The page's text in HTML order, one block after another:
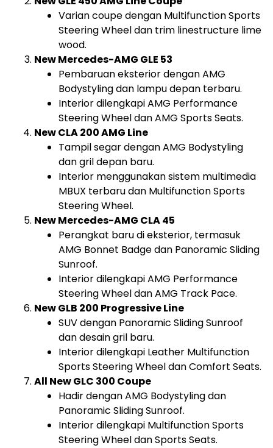
Varian coupe dengan Multifunction Sports
Steering Wheel dan trim linestructure lime
wood.
New Mercedes-AMG GLE 53
Pembaruan eksterior dengan AMG
Bodystyling dan lampu depan terbaru.
Interior dilengkapi AMG Performance
Steering Wheel dan AMG Sports Seats.
New CLA 200 AMG Line
Tampil segar dengan AMG Bodystyling
dan gril depan baru.
Interior menggunakan sistem multimedia
MBUX terbaru dan Multifunction Sports
Steering Wheel.
New Mercedes-AMG CLA 45
Perangkat baru di eksterior, termasuk
AMG Bonnet Badge dan Panoramic Sliding
Sunroof.
Interior dilengkapi AMG Performance
Steering Wheel dan AMG Track Pace.
New GLB 200 Progressive Line
SUV dengan Panoramic Sliding Sunroof
dan desain gril baru.
Interior dilengkapi Leather Multifunction
Sports Steering Wheel dan Comfort Seats.
All New GLC 300 Coupe
Hadir dengan AMG Bodystyling dan
Panoramic Sliding Sunroof.
Interior dilengkapi Multifunction Sports
Steering Wheel dan Sports Seats.